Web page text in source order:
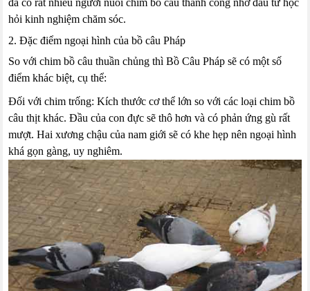
đã có rất nhiều người nuôi chim bồ câu thành công nhờ đầu tư học
hỏi kinh nghiệm chăm sóc.
2. Đặc điểm ngoại hình của bồ câu Pháp
So với chim bồ câu thuần chủng thì Bồ Câu Pháp sẽ có một số
điểm khác biệt, cụ thể:
Đối với chim trống: Kích thước cơ thể lớn so với các loại chim bồ
câu thịt khác. Đầu của con đực sẽ thô hơn và có phản ứng gù rất
mượt. Hai xương chậu của nam giới sẽ có khe hẹp nên ngoại hình
khá gọn gàng, uy nghiêm.